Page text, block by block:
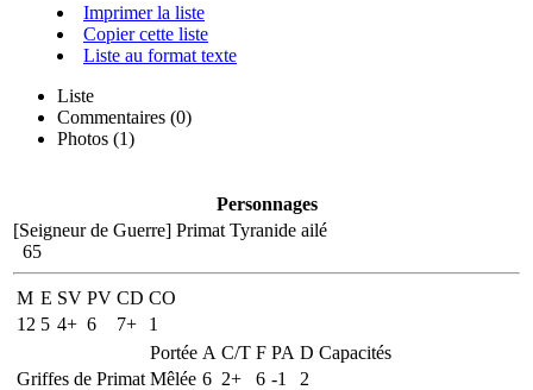
Imprimer la liste
Copier cette liste
Liste au format texte
Liste
Commentaires (0)
Photos (1)
Personnages
[Seigneur de Guerre] Primat Tyranide ailé
65
M E SV PV CD CO
12 5 4+ 6 7+
1
Portée A C/T F PA D Capacités
Griffes de Primat Mêlée 6 2+ 6 -1 2